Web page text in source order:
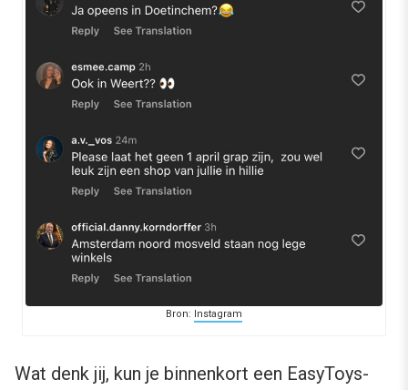
Bron: Instagram
Wat denk jij, kun je binnenkort een EasyToys-